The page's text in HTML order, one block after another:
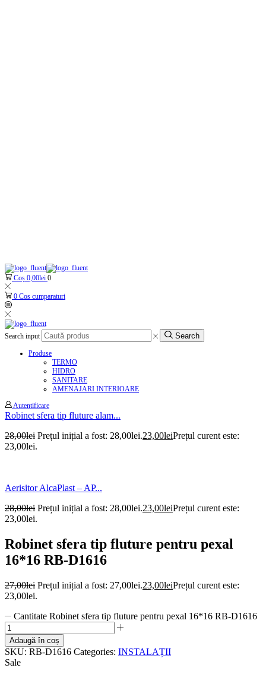
Coș 0,00lei 0
0 Cos cumparaturi
Search input Search
Produse
TERMO
HIDRO
SANITARE
AMENAJARI INTERIOARE
Autentificare
Robinet sfera tip fluture alam...
28,00lei Prețul inițial a fost: 28,00lei.23,00leiPrețul curent este:
23,00lei.
Aerisitor AlcaPlast – AP...
28,00lei Prețul inițial a fost: 28,00lei.23,00leiPrețul curent este:
23,00lei.
Robinet sfera tip fluture pentru pexal
16*16 RB-D1616
27,00lei Prețul inițial a fost: 27,00lei.23,00leiPrețul curent este:
23,00lei.
Cantitate Robinet sfera tip fluture pentru pexal 16*16 RB-D1616
Adaugă în coș
SKU: RB-D1616 Categories: INSTALAȚII
Sale